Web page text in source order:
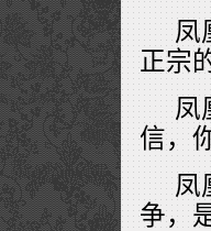
凤
正宗
凤
信，
凤
争，